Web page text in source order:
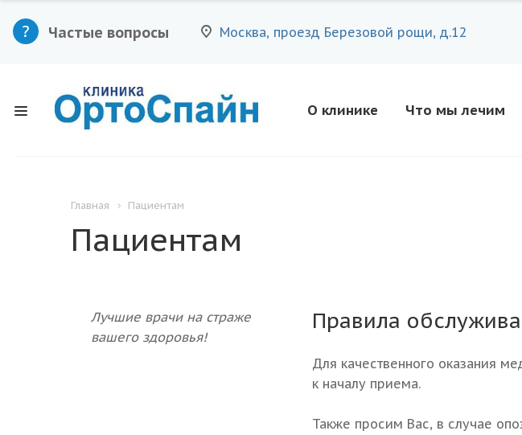
Частые вопросы Москва, проезд Березовой рощи, д.12
О клинике Что мы лечим
Главная Пациентам
Пациентам
Лучшие врачи на страже
вашего здоровья!
Правила
Для качественного оказания
к началу приема.
Также просим Ваc, в случае